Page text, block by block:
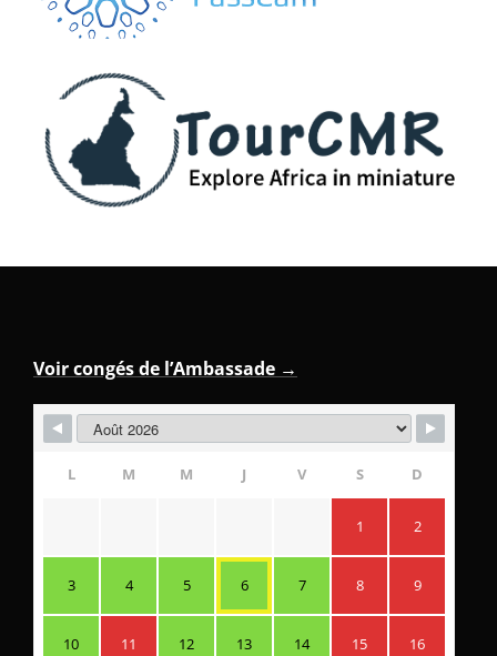
Voir congés de l’Ambassade →
L M M J V S D
1 2
3 4 5 6 7 8 9
10 11 12 13 14 15 16